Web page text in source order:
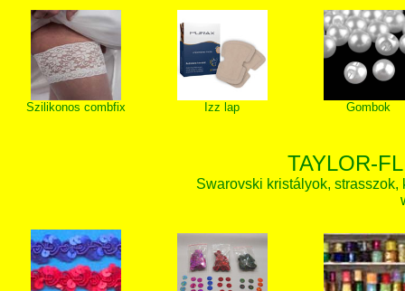
Szilikonos combfix Izz lap Gombok
TAYLOR-
Swarovski kristályok,